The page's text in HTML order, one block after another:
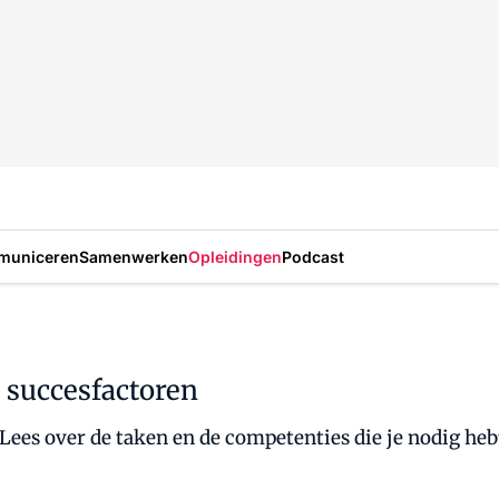
SamenwerkenOpleidingenPodcast
over de taken en de competenties die je nodig